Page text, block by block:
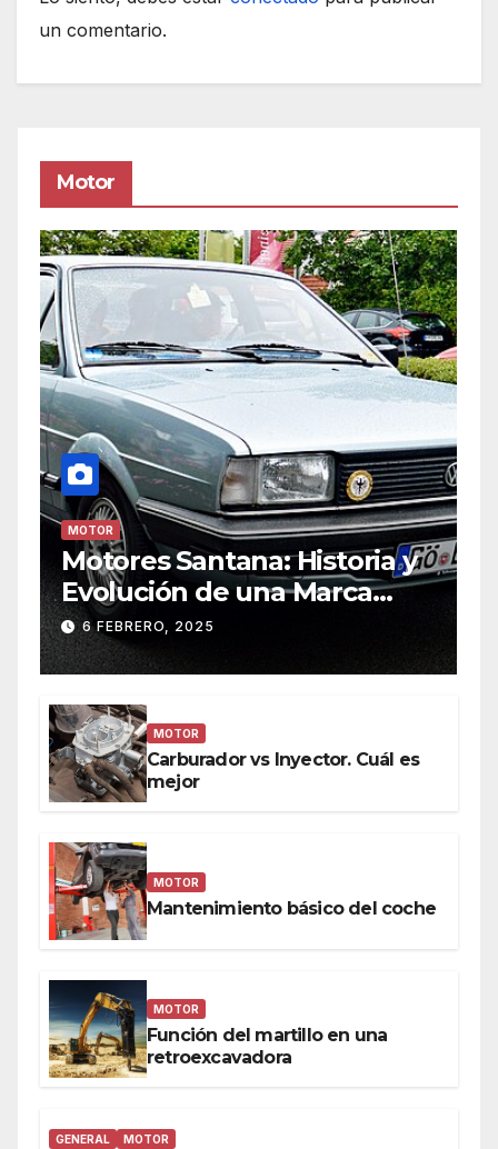
un comentario.
Motor
MOTOR
Motores Santana: Historia y
Evolución de una Marca
Icónica
6 FEBRERO, 2025
MOTOR
Carburador vs Inyector. Cuál es
mejor
MOTOR
Mantenimiento básico del coche
MOTOR
Función del martillo en una
retroexcavadora
GENERAL MOTOR